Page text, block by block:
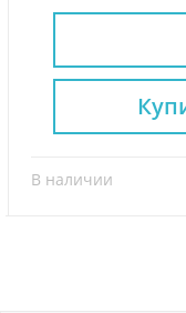
В наличии